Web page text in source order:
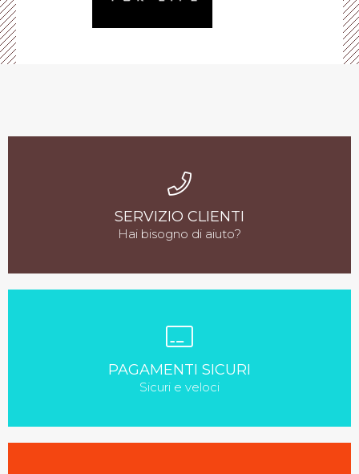
SERVIZIO CLIENTI
Hai bisogno di aiuto?
PAGAMENTI SICURI
Sicuri e veloci